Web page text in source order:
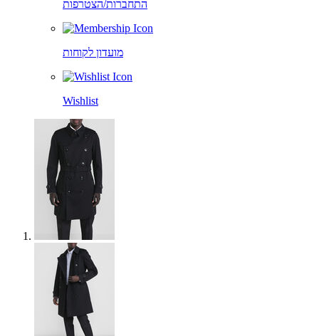
התחברות/הצטרפות
מועדון לקוחות
Wishlist